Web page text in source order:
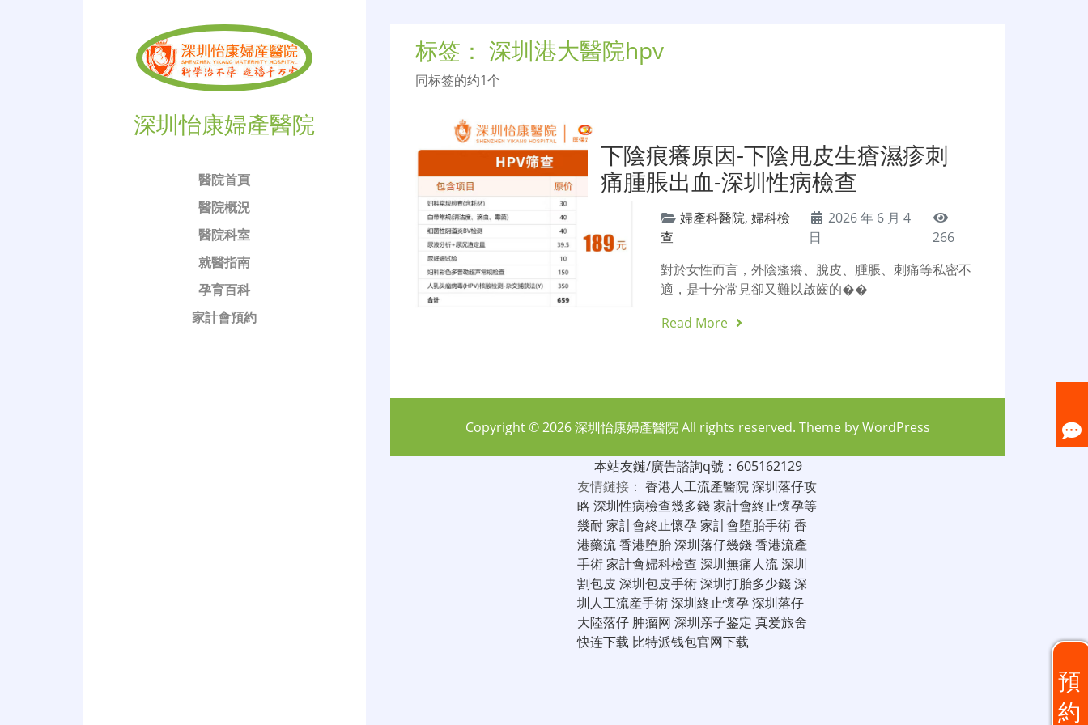
深圳怡康婦產醫院
醫院首頁
醫院概況
醫院科室
就醫指南
孕育百科
家計會預約
标签： 深圳港大醫院hpv
同标签的约1个
下陰痕癢原因-下陰甩皮生瘡濕疹刺
痛腫脹出血-深圳性病檢查
婦產科醫院,婦科檢
查
2026 年 6 月 4
日
266
對於女性而言，外陰瘙癢、脫皮、腫脹、刺痛等私密不
適，是十分常見卻又難以啟齒的��
Read More
預
約
Copyright © 2026深圳怡康婦產醫院All rights reserved. Theme byWordPress
本站友鏈/廣告諮詢q號：605162129
友情鏈接： 香港人工流產醫院深圳落仔攻
略 深圳性病檢查幾多錢家計會終止懷孕等
幾耐家計會終止懷孕家計會堕胎手術香
港藥流香港堕胎深圳落仔幾錢香港流產
手術家計會婦科檢查 深圳無痛人流深圳
割包皮 深圳包皮手術深圳打胎多少錢深
圳人工流産手術深圳終止懷孕深圳落仔
大陸落仔 肿瘤网 深圳亲子鉴定 真爱旅舍
快连下载 比特派钱包官网下载